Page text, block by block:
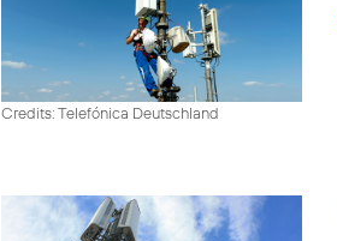
Credits: Telefónica Deutschland